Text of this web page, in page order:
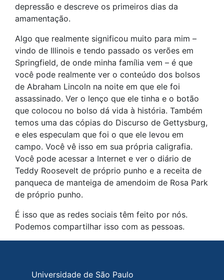
depressão e descreve os primeiros dias da
amamentação.
Algo que realmente significou muito para mim –
vindo de Illinois e tendo passado os verões em
Springfield, de onde minha família vem – é que
você pode realmente ver o conteúdo dos bolsos
de Abraham Lincoln na noite em que ele foi
assassinado. Ver o lenço que ele tinha e o botão
que colocou no bolso dá vida à história. Também
temos uma das cópias do Discurso de Gettysburg,
e eles especulam que foi o que ele levou em
campo. Você vê isso em sua própria caligrafia.
Você pode acessar a Internet e ver o diário de
Teddy Roosevelt de próprio punho e a receita de
panqueca de manteiga de amendoim de Rosa Park
de próprio punho.
É isso que as redes sociais têm feito por nós.
Podemos compartilhar isso com as pessoas.
Rodapé do site
Universidade de São Paulo